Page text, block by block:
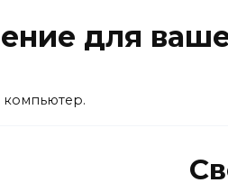
для
компьютер.